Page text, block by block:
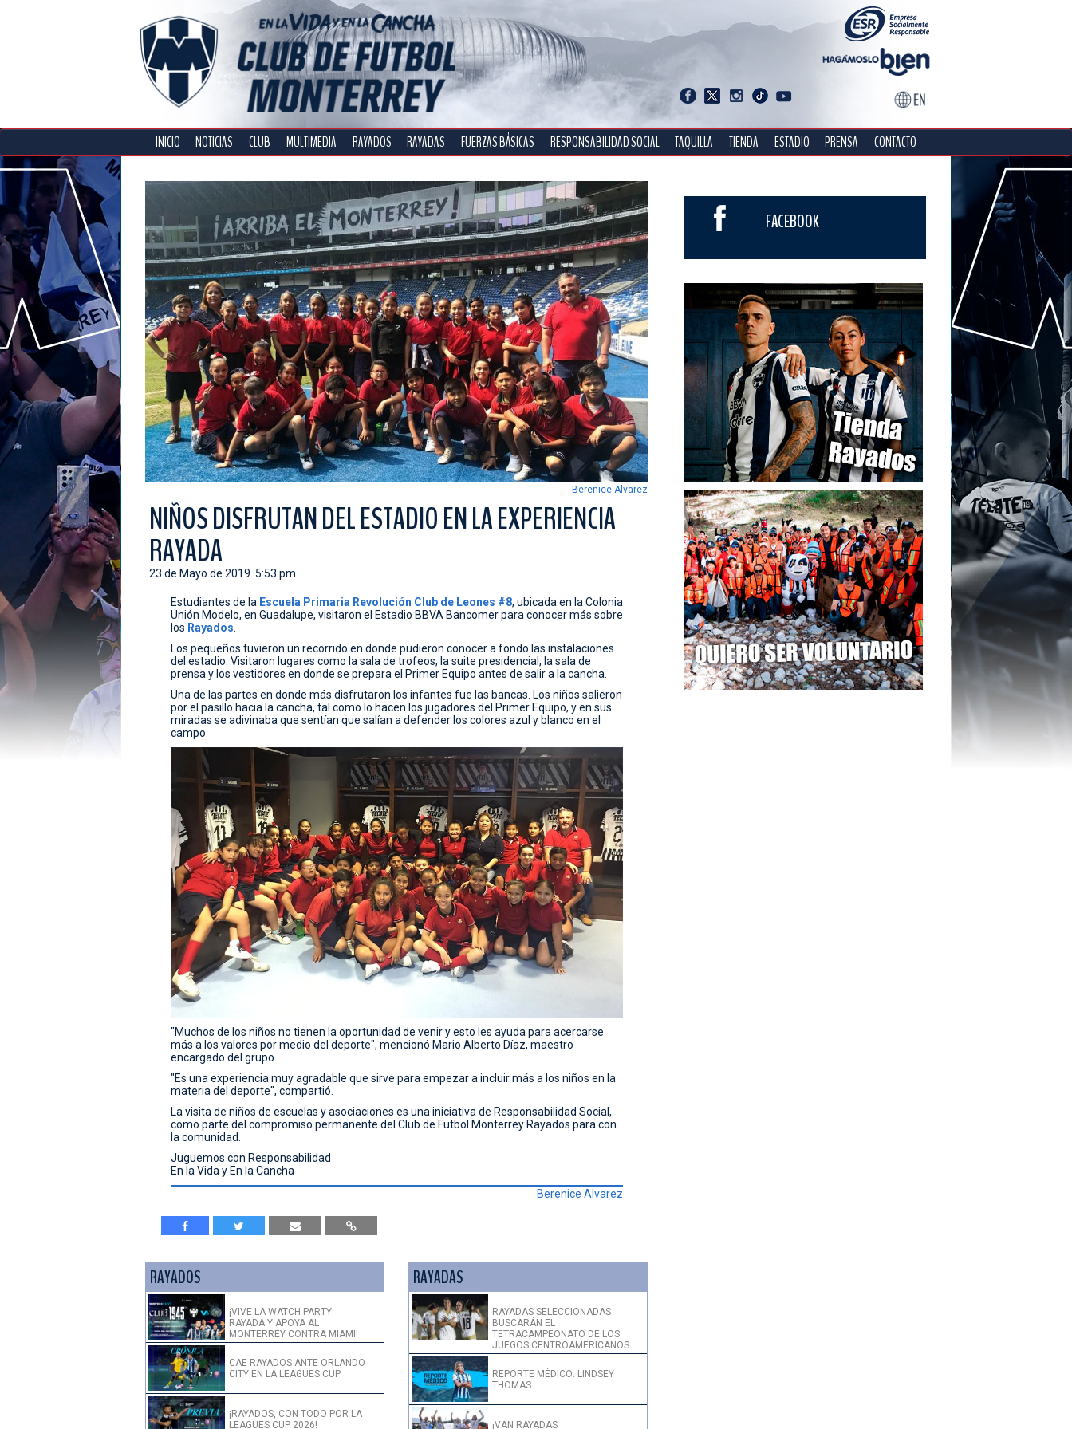
INICIO NOTICIAS CLUB MULTIMEDIA RAYADOS RAYADAS FUERZAS BÁSICAS RESPONSABILIDAD SOCIAL TAQUILLA TIENDA ESTADIO PRENSA CONTACTO
Berenice Alvarez
NIÑOS DISFRUTAN DEL ESTADIO EN LA EXPERIENCIA
RAYADA
23 de Mayo de 2019. 5:53 pm.
Estudiantes de la Escuela Primaria Revolución Club de Leones #8, ubicada en la Colonia
Unión Modelo, en Guadalupe, visitaron el Estadio BBVA Bancomer para conocer más sobre
los Rayados
Los pequeños tuvieron un recorrido en donde pudieron conocer a fondo las instalaciones
del estadio. Visitaron lugares como la sala de trofeos, la suite presidencial, la sala de
prensa y los vestidores en donde se prepara el Primer Equipo antes de salir a la cancha.
Una de las partes en donde más disfrutaron los infantes fue las bancas. Los niños salieron
por el pasillo hacia la cancha, tal como lo hacen los jugadores del Primer Equipo, y en sus
miradas se adivinaba que sentían que salían a defender los colores azul y blanco en el
campo.
"Muchos de los niños no tienen la oportunidad de venir y esto les ayuda para acercarse
más a los valores por medio del deporte", mencionó Mario Alberto Díaz, maestro
encargado del grupo.
"Es una experiencia muy agradable que sirve para empezar a incluir más a los niños en la
materia del deporte", compartió.
La visita de niños de escuelas y asociaciones es una iniciativa de Responsabilidad Social,
como parte del compromiso permanente del Club de Futbol Monterrey Rayados para con
la comunidad.
Juguemos con Responsabilidad
En la Vida y En la Cancha
Berenice Alvarez
RAYADOS
¡VIVE LA WATCH PARTY
RAYADA Y APOYA AL
MONTERREY CONTRA MIAMI!
CAE RAYADOS ANTE ORLANDO
CITY EN LA LEAGUES CUP
¡RAYADOS, CON TODO POR LA
LEAGUES CUP 2026!
RAYADAS
RAYADAS SELECCIONADAS
BUSCARÁN EL
TETRACAMPEONATO DE LOS
JUEGOS CENTROAMERICANOS
REPORTE MÉDICO: LINDSEY
THOMAS
¡VAN RAYADAS
FACEBOOK